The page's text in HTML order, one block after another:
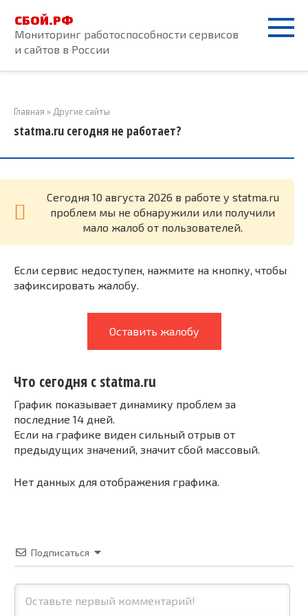
контенту
СБОЙ.РФ
Мониторинг работоспособности сервисов
и сайтов в России
Главная » Другие сайты
statma.ru сегодня не работает?
Cегодня 10 августа 2026 в работе у statma.ru
проблем мы не обнаружили или получили
мало жалоб от пользователей.
Если сервис недоступен, нажмите на кнопку, чтобы
зафиксировать жалобу.
Оставить жалобу
Что сегодня с statma.ru
График показывает динамику проблем за
последние 14 дней.
Если на графике виден сильный отрыв от
предыдущих значений, значит сбой массовый.
Нет данных для отображения графика.
Подписаться